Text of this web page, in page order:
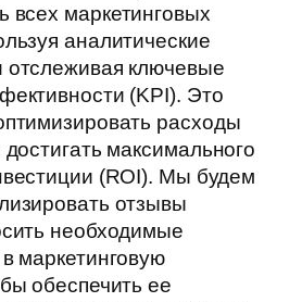
всех маркетинговых
аналитические
отслеживая ключевые
(KPI). Это
расходы
максимального
(ROI). Мы будем
отзывы
необходимые
маркетинговую
обеспечить ее